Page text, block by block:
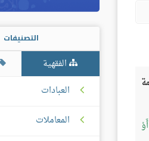
التصنيفات
الفقهية
العبادات
المعاملات